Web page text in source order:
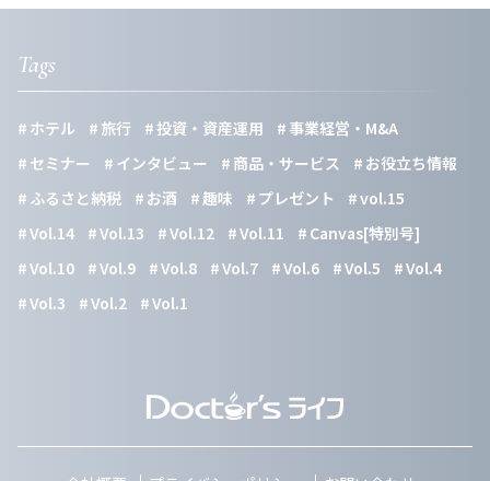
Tags
ホテル 旅行 投資・資産運用
事業経営・M&A
セミナー
インタビュー 商品・サービス
お役立ち情報
ふるさと納税
お酒 趣味 プレゼント
vol.15
Vol.14
Vol.13 Vol.12 Vol.11
Canvas[特別号]
Vol.10
Vol.9 Vol.8 Vol.7 Vol.6 Vol.5
Vol.4
Vol.3
Vol.2 Vol.1